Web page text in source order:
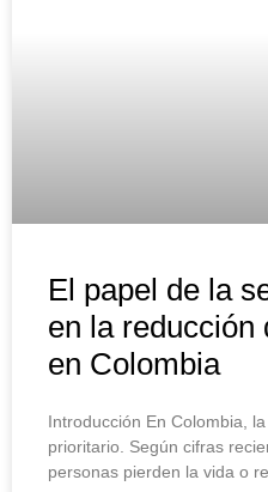
El papel de la
en la reducción
en Colombia
Introducción En Colombia,
prioritario. Según cifras
personas pierden la vida o